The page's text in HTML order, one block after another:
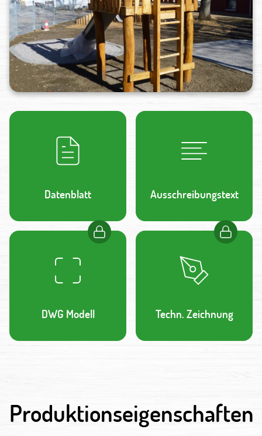
Datenblatt Ausschreibungstext
DWG Modell Techn. Zeichnung
Produktionseigenschaften